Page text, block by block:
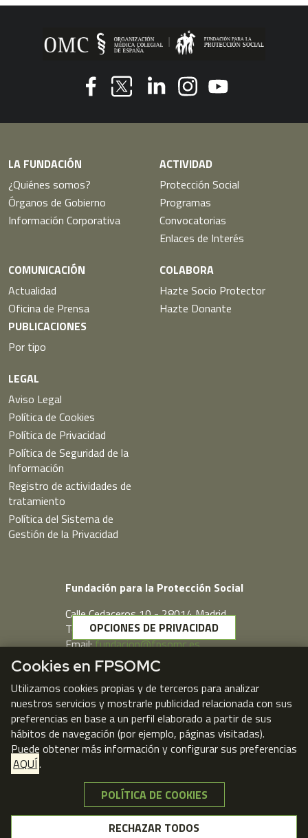
LA FUNDACIÓN
¿Quiénes somos?
Órganos de Gobierno
Información Corporativa
ACTIVIDAD
Protección Social
Programas
Convocatorias
Enlaces de Interés
COMUNICACIÓN
Actualidad
Oficina de Prensa
PUBLICACIONES
Por tipo
COLABORA
Hazte Socio Protector
Hazte Donante
LEGAL
Aviso Legal
Política de Cookies
Política de Privacidad
Política de Seguridad de la
Información
Registro de actividades de
tratamiento
Política del Sistema de
Gestión de la Privacidad
Fundación para la Protección Social
Calle Cedaceros,10 - 28014 Madrid
Telf. 91 431 77 80
Email:fundacion@fpsomc.es
Webmail
OPCIONES DE PRIVACIDAD
Cookies en FPSOMC
Utilizamos cookies propias y de terceros para analizar
nuestros servicios y mostrarle publicidad relacionada con sus
preferencias en base a un perfil elaborado a partir de sus
hábitos de navegación (por ejemplo, páginas visitadas).
Puede obtener más información y configurar sus preferencias
AQUÍ.
POLÍTICA DE COOKIES
RECHAZAR TODOS
NO, GRACIAS